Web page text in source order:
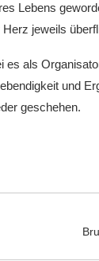
Lebens
jeweils
als
und
geschehen.